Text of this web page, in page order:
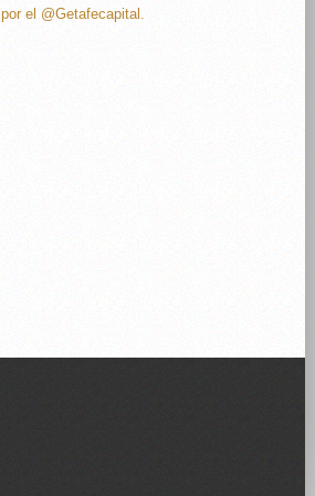
el @Getafecapital.